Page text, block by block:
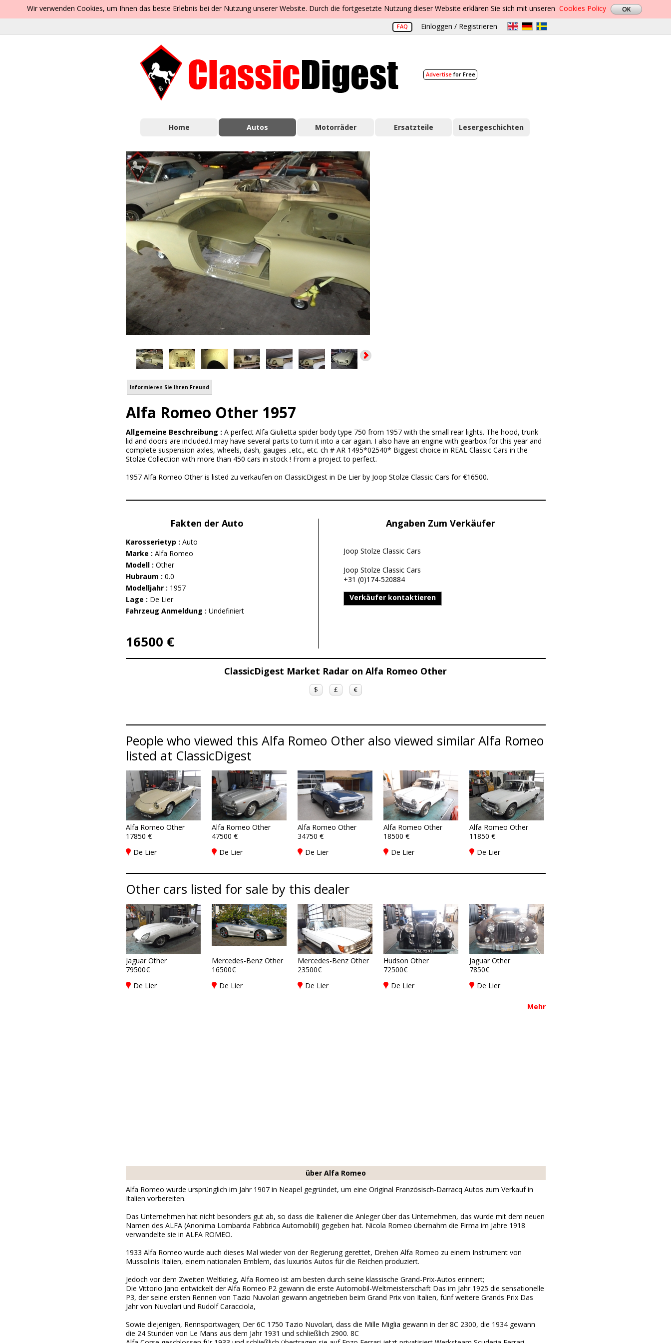
Wir verwenden Cookies, um Ihnen das beste Erlebnis bei der Nutzung unserer Website. Durch die fortgesetzte Nutzung dieser Website erklären Sie sich mit unseren Cookies Policy
FAQ Einloggen / Registrieren
Advertisefor Free
Home Autos Motorräder Ersatzteile Lesergeschichten
Informieren Sie Ihren Freund
Alfa Romeo Other 1957
Allgemeine Beschreibung : A perfect Alfa Giulietta spider body type 750 from 1957 with the small rear lights. The hood, trunk
lid and doors are included.I may have several parts to turn it into a car again. I also have an engine with gearbox for this year and
complete suspension axles, wheels, dash, gauges ..etc., etc. ch # AR 1495*02540* Biggest choice in REAL Classic Cars in the
Stolze Collection with more than 450 cars in stock ! From a project to perfect.
1957 Alfa Romeo Other is listed zu verkaufen on ClassicDigest in De Lier by Joop Stolze Classic Cars for €16500.
Fakten der Auto
Karosserietyp : Auto
Marke : Alfa Romeo
Modell : Other
Hubraum : 0.0
Modelljahr : 1957
Lage : De Lier
Fahrzeug Anmeldung : Undefiniert
16500 €
Angaben Zum Verkäufer
Joop Stolze Classic Cars
Joop Stolze Classic Cars
+31 (0)174-520884
Verkäufer kontaktieren
ClassicDigest Market Radar on Alfa Romeo Other
$ £ €
People who viewed this Alfa Romeo Other also viewed similar Alfa Romeo
listed at ClassicDigest
Alfa Romeo Other
17850 €
De Lier
Alfa Romeo Other
47500 €
De Lier
Alfa Romeo Other
34750 €
De Lier
Alfa Romeo Other
18500 €
De Lier
Alfa Romeo Other
11850 €
De Lier
Other cars listed for sale by this dealer
Jaguar Other
79500€
De Lier
Mercedes-Benz Other
16500€
De Lier
Mercedes-Benz Other
23500€
De Lier
Hudson Other
72500€
De Lier
Jaguar Other
7850€
De Lier
Mehr
über Alfa Romeo
Alfa Romeo wurde ursprünglich im Jahr 1907 in Neapel gegründet, um eine Original Französisch-Darracq Autos zum Verkauf in
Italien vorbereiten.
Das Unternehmen hat nicht besonders gut ab, so dass die Italiener die Anleger über das Unternehmen, das wurde mit dem neuen
Namen des ALFA (Anonima Lombarda Fabbrica Automobili) gegeben hat. Nicola Romeo übernahm die Firma im Jahre 1918
verwandelte sie in ALFA ROMEO.
1933 Alfa Romeo wurde auch dieses Mal wieder von der Regierung gerettet, Drehen Alfa Romeo zu einem Instrument von
Mussolinis Italien, einem nationalen Emblem, das luxuriös Autos für die Reichen produziert.
Jedoch vor dem Zweiten Weltkrieg, Alfa Romeo ist am besten durch seine klassische Grand-Prix-Autos erinnert;
Die Vittorio Jano entwickelt der Alfa Romeo P2 gewann die erste Automobil-Weltmeisterschaft Das im Jahr 1925 die sensationelle
P3, der seine ersten Rennen von Tazio Nuvolari gewann angetrieben beim Grand Prix von Italien, fünf weitere Grands Prix Das
Jahr von Nuvolari und Rudolf Caracciola,
Sowie diejenigen, Rennsportwagen; Der 6C 1750 Tazio Nuvolari, dass die Mille Miglia gewann in der 8C 2300, die 1934 gewann
die 24 Stunden von Le Mans aus dem Jahr 1931 und schließlich 2900. 8C